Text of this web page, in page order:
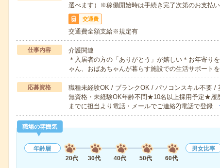
選べます）※稼働開始時は手続き完了次第のお支払い
交通費
交通費全額支給※規定有
仕事内容
介護関連
＊入居者の方の「ありがとう」が嬉しい＊お年寄り
ゃん、おばあちゃんが暮らす施設での生活サポート
応募資格
職種未経験OK / ブランクOK / パソコンスキル不要 /
無資格・未経験OK年齢不問★10名以上採用予定★履
までに担当より電話・メールでご連絡2)電話で登録…
職場の雰囲気
年齢層
20代
30代 40代 50代 60代
男女比率